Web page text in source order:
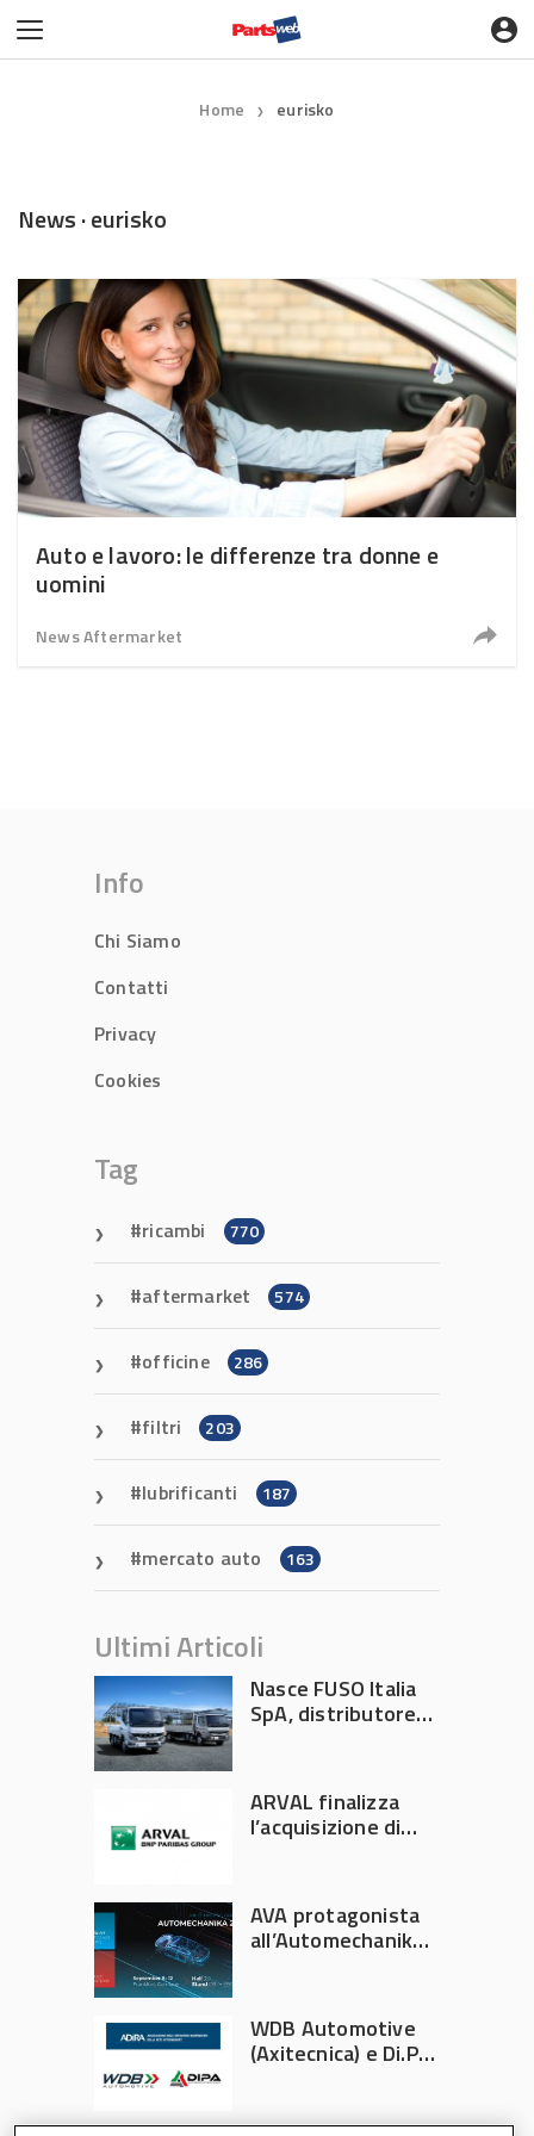
Home ❯ eurisko
News · eurisko
Auto e lavoro: le differenze tra donne e
uomini
News Aftermarket
Info
Chi Siamo
Contatti
Privacy
Cookies
Tag
ricambi 770
aftermarket 574
officine 286
filtri 203
lubrificanti 187
mercato auto 163
Ultimi Articoli
Nasce FUSO Italia
SpA, distributore
ARVAL finalizza
l’acquisizione di
AVA protagonista
all’Automechanika
WDB Automotive
(Axitecnica) e Di.Pa.